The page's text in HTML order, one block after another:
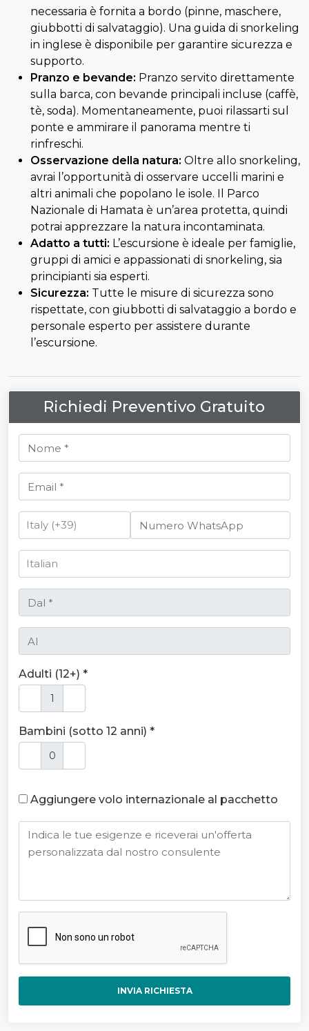
necessaria è fornita a bordo (pinne, maschere,
giubbotti di salvataggio). Una guida di snorkeling
in inglese è disponibile per garantire sicurezza e
supporto.
Pranzo e bevande: Pranzo servito direttamente
sulla barca, con bevande principali incluse (caffè,
tè, soda). Momentaneamente, puoi rilassarti sul
ponte e ammirare il panorama mentre ti
rinfreschi.
Osservazione della natura: Oltre allo snorkeling,
avrai l’opportunità di osservare uccelli marini e
altri animali che popolano le isole. Il Parco
Nazionale di Hamata è un’area protetta, quindi
potrai apprezzare la natura incontaminata.
Adatto a tutti: L’escursione è ideale per famiglie,
gruppi di amici e appassionati di snorkeling, sia
principianti sia esperti.
Sicurezza: Tutte le misure di sicurezza sono
rispettate, con giubbotti di salvataggio a bordo e
personale esperto per assistere durante
l’escursione.
Richiedi Preventivo Gratuito
Adulti (12+) *
Bambini (sotto 12 anni) *
Aggiungere volo internazionale al pacchetto
INVIA RICHIESTA